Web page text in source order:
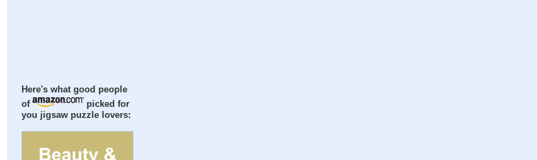
Here's what good people
of
picked for
you jigsaw puzzle lovers: